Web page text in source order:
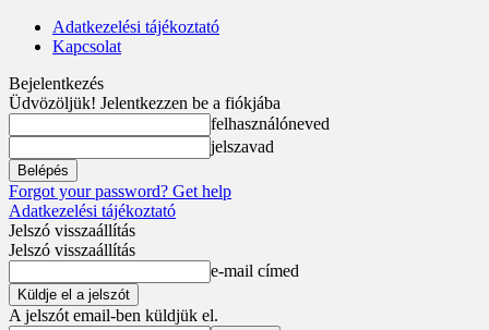
Adatkezelési tájékoztató
Kapcsolat
Bejelentkezés
Üdvözöljük! Jelentkezzen be a fiókjába
felhasználóneved
jelszavad
Forgot your password? Get help
Adatkezelési tájékoztató
Jelszó visszaállítás
Jelszó visszaállítás
e-mail címed
A jelszót email-ben küldjük el.